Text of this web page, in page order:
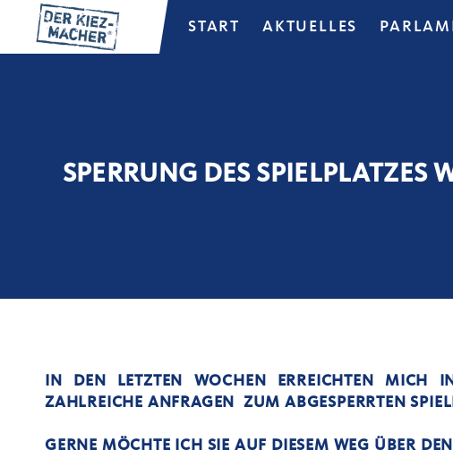
START AKTUELLES
SPERRUNG DES SPIELPLATZES
IN DEN LETZTEN WOCHEN ERREICHTEN MICH
ZAHLREICHE ANFRAGEN ZUM ABGESPERRTEN
GERNE MÖCHTE ICH SIE AUF DIESEM WEG ÜBER